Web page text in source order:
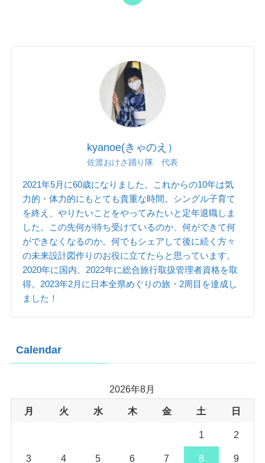
kyanoe(きゃのえ）
佐渡おけさ踊り隊 代表
2021年5月に60歳になりました。これからの10年は気
力的・体力的にもとても貴重な時間。シングル子育て
を終え、やりたいことをやってみたいと定年退職しま
した。この先何が待ち受けているのか、何ができて何
ができなくなるのか。何でもシェアして後に続く方々
の未来設計図作りのお役に立てたらと思っています。
2020年に国内、2022年に総合旅行取扱管理者資格を取
得。2023年2月に日本全県めぐりの旅・2周目を達成し
ました！
Calendar
2026年8月
月 火 水 木 金 土 日
1 2
3 4 5 6 7 8 9